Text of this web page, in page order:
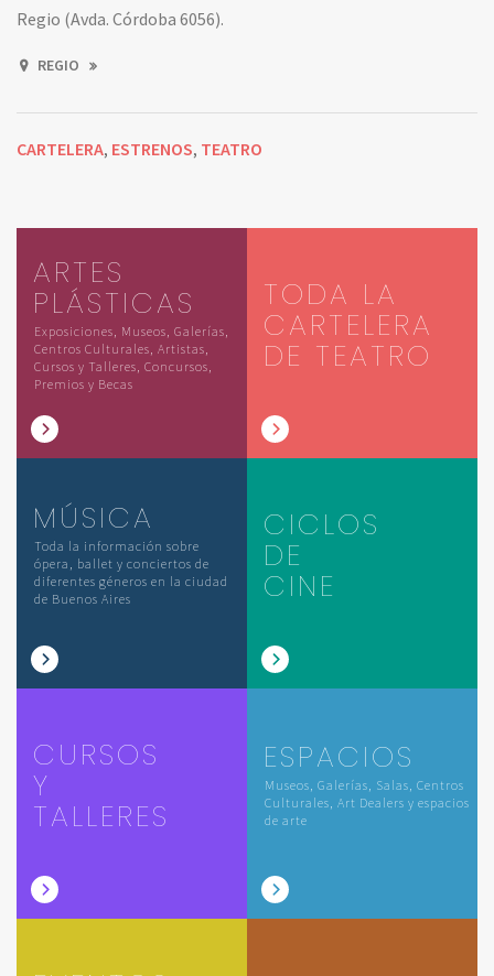
Regio (Avda. Córdoba 6056).
REGIO
CARTELERA, ESTRENOS, TEATRO
ARTES
PLÁSTICAS
Exposiciones, Museos, Galerías,
Centros Culturales, Artistas,
Cursos y Talleres, Concursos,
Premios y Becas
TODA LA
CARTELERA
DE TEATRO
MÚSICA
Toda la información sobre
ópera, ballet y conciertos de
diferentes géneros en la ciudad
de Buenos Aires
CICLOS
DE
CINE
CURSOS
Y
TALLERES
ESPACIOS
Museos, Galerías, Salas, Centros
Culturales, Art Dealers y espacios
de arte